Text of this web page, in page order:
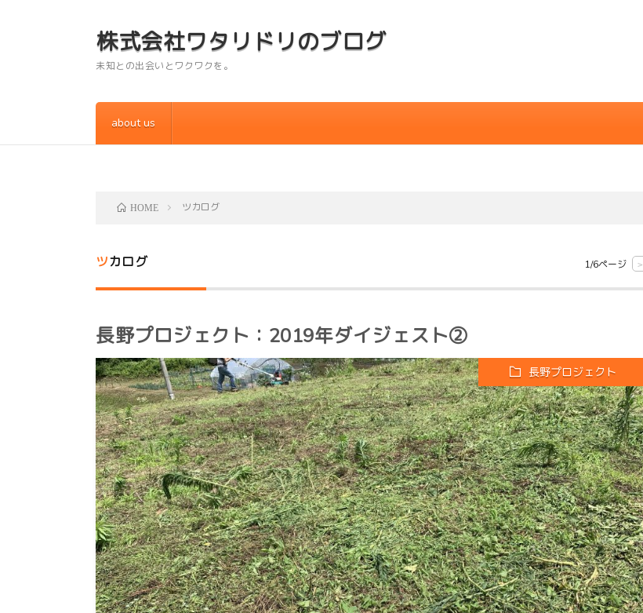
株式会社ワタリドリのブログ
未知との出会いとワクワクを。
about us
HOME ツカログ
ツカログ 1/6ページ >
長野プロジェクト：2019年ダイジェスト②
長野プロジェクト